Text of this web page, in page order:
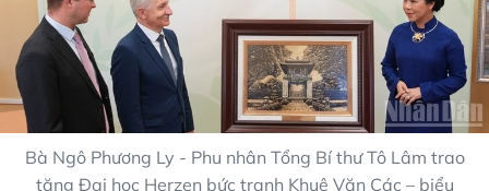
Bà Ngô Phương Ly - Phu nhân Tổng Bí thư Tô Lâm trao
tặng Đại học Herzen bức tranh Khuê Văn Các – biểu